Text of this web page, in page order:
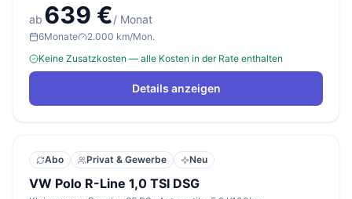
ab 639 €/ Monat
6Monate
2.000 km/Mon.
Keine Zusatzkosten — alle Kosten in der Rate enthalten
Details anzeigen
Abo Privat & Gewerbe Neu
VW Polo R-Line 1,0 TSI DSG